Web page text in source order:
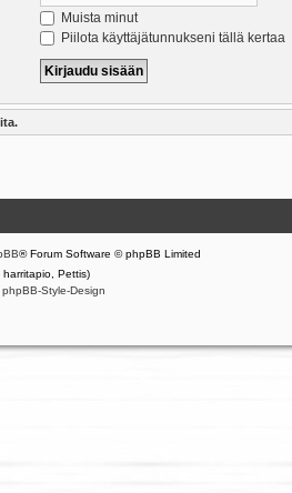
Muista minut
Piilota käyttäjätunnukseni tällä kertaa
® Forum Software © phpBB Limited
Pettis)
phpBB-Style-Design